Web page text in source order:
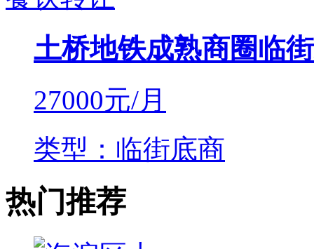
土桥地铁成熟商圈临
27000元/月
类型：临街底商
热门推荐